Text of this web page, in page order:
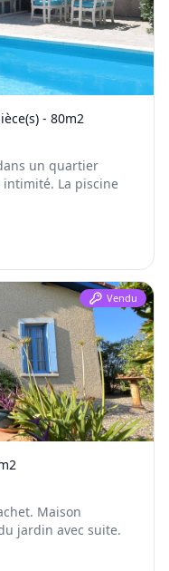
- 80m2
un quartier
La piscine
Vendu
Maison
jardin avec suite.